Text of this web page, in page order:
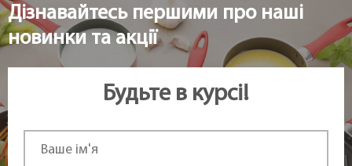
Дізнавайтесь першими про наші
новинки та акції
Будьте в курсі!